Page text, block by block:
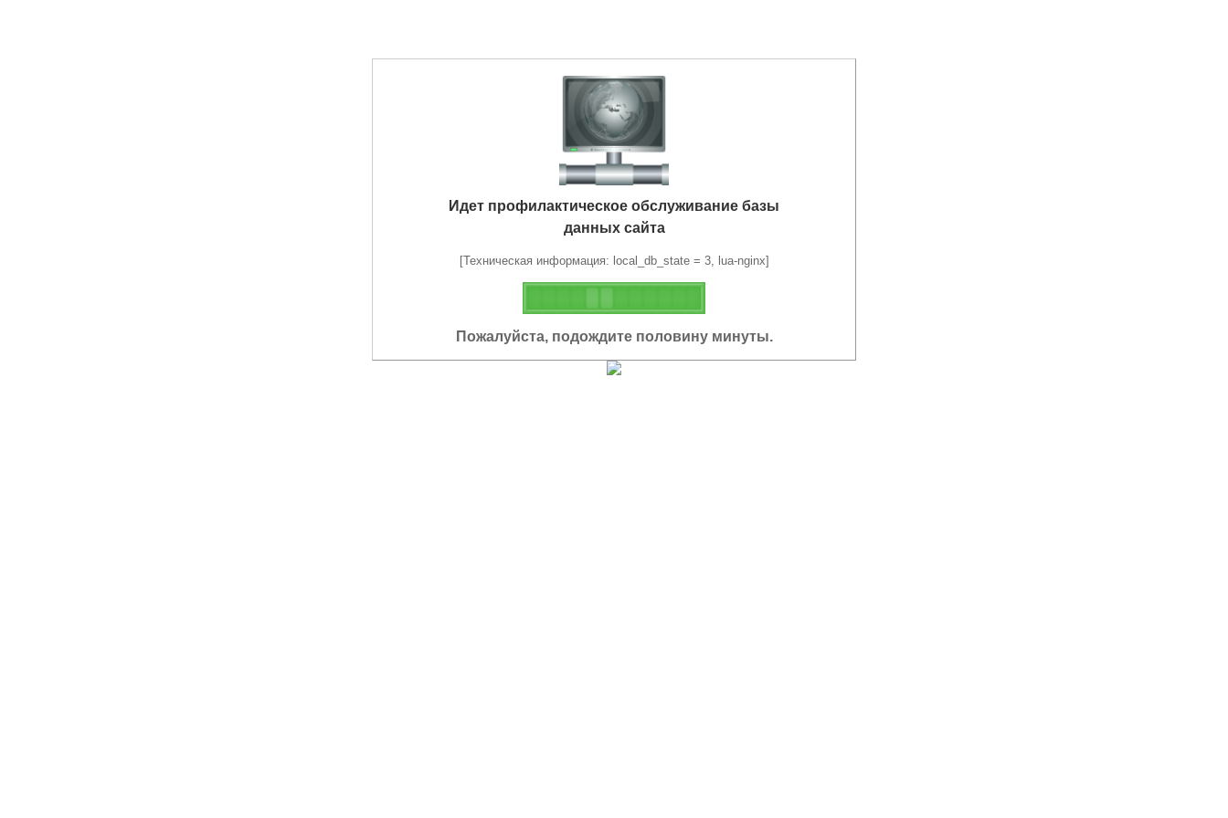
Идет профилактическое обслуживание базы
данных сайта
[Техническая информация: local_db_state = 3, lua-nginx]
Пожалуйста, подождите половину минуты.